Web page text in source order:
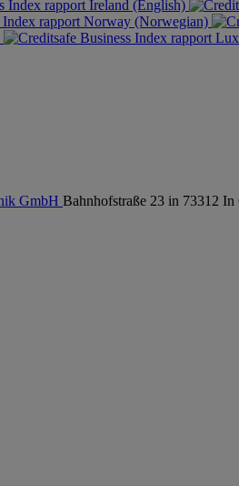
Ireland (English)
Norway (Norwegian)
GmbH Bahnhofstraße 23 in 73312